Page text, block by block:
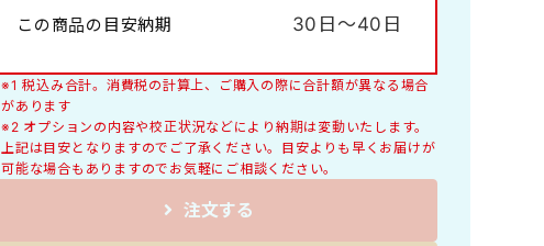
この商品の目安納期 30日～40日
※1 税込み合計。消費税の計算上、ご購入の際に合計額が異なる場合
があります
※2 オプションの内容や校正状況などにより納期は変動いたします。
上記は目安となりますのでご了承ください。目安よりも早くお届けが
可能な場合もありますのでお気軽にご相談ください。
注文する